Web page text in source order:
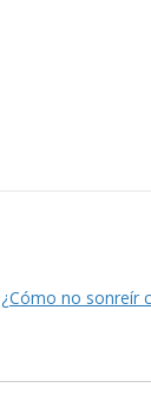
¿Cómo no sonreír